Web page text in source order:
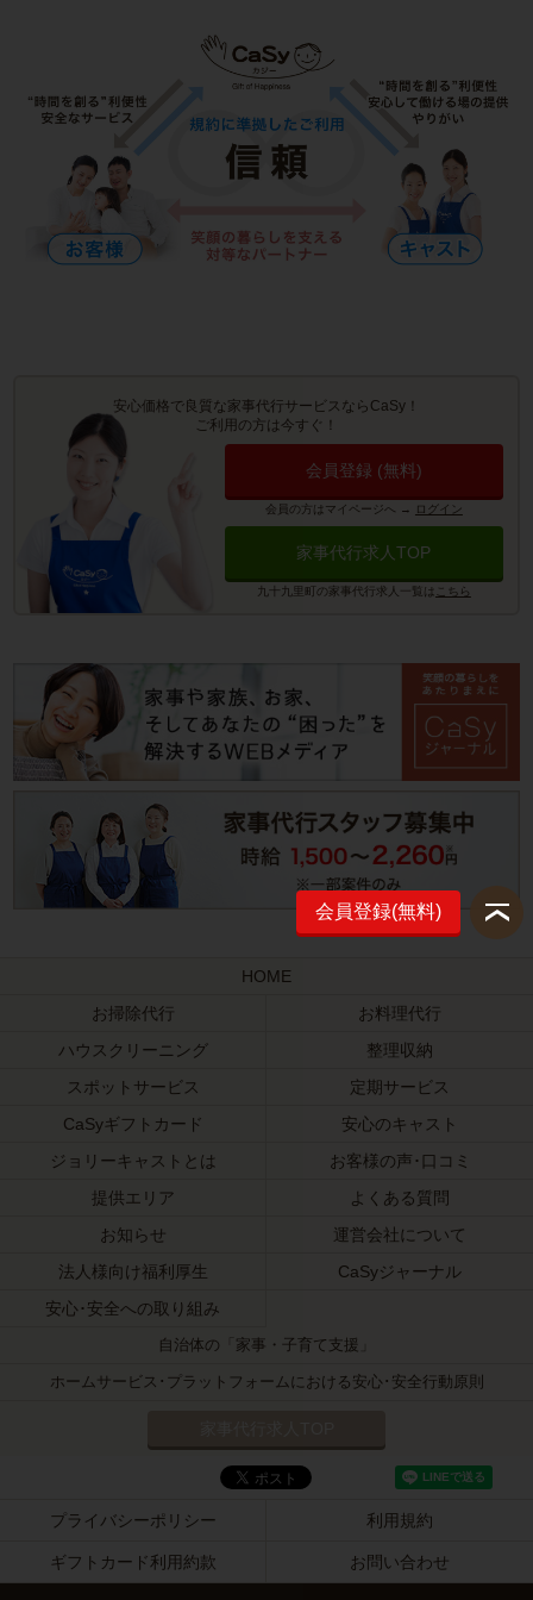
安心価格で良質な家事代行サービスならCaSy！
ご利用の方は今すぐ！
会員登録 (無料)
会員の方はマイページへ → ログイン
家事代行求人TOP
九十九里町の家事代行求人一覧は こちら
会員登録(無料)
HOME
お掃除代行
お料理代行
ハウスクリーニング
整理収納
スポットサービス
定期サービス
CaSyギフトカード
安心のキャスト
ジョリーキャストとは
お客様の声･口コミ
提供エリア
よくある質問
お知らせ
運営会社について
法人様向け福利厚生
CaSyジャーナル
安心･安全への取り組み
自治体の「家事・子育て支援」
ホームサービス･プラットフォームにおける安心･安全行動原則
プライバシーポリシー 利用規約
ギフトカード利用約款 お問い合わせ